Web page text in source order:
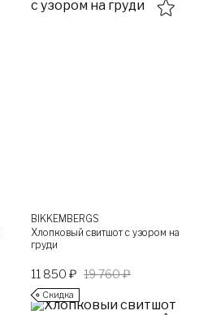
BIKKEMBERGS
Хлопковый свитшот с узором на
груди
11 850 ₽ 19 760 ₽
Скидка